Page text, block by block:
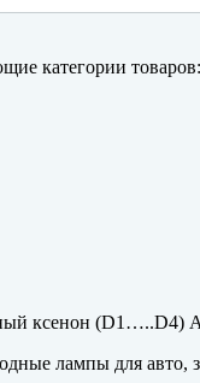
категории товаров:
ксенон (D1…..D4)
лампы для